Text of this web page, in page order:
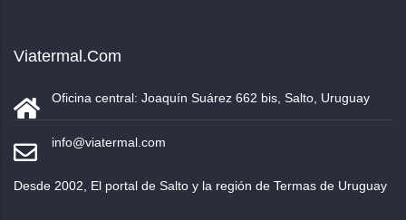
Viatermal.com
Oficina central: Joaquín Suárez 662 bis, Salto, Uruguay
info@viatermal.com
Desde 2002, El portal de Salto y la región de Termas de Uruguay